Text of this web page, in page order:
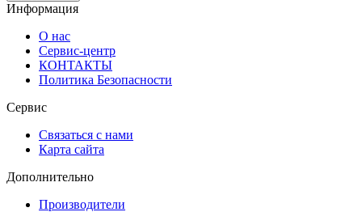
Информация
О нас
Сервис-центр
КОНТАКТЫ
Политика Безопасности
Сервис
Связаться с нами
Карта сайта
Дополнительно
Производители